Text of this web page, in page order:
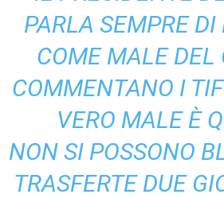
PARLA SEMPRE DI
COME MALE DEL
COMMENTANO I
VERO MALE È
NON SI POSSONO
TRASFERTE DUE